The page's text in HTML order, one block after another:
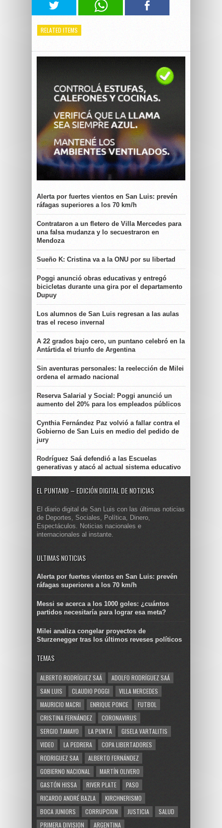
RELATED ITEMS
Alerta por fuertes vientos en San Luis: prevén
ráfagas superiores a los 70 km/h
Contrataron a un fletero de Villa Mercedes para
una falsa mudanza y lo secuestraron en
Mendoza
Sueño K: Cristina va a la ONU por su libertad
Poggi anunció obras educativas y entregó
bicicletas durante una gira por el departamento
Dupuy
Los alumnos de San Luis regresan a las aulas
tras el receso invernal
A 22 grados bajo cero, un puntano celebró en la
Antártida el triunfo de Argentina
Sin aventuras personales: la reelección de Milei
ordena el armado nacional
Reserva Salarial y Social: Poggi anunció un
aumento del 20% para los empleados públicos
Cynthia Fernández Paz volvió a fallar contra el
Gobierno de San Luis en medio del pedido de
jury
Rodríguez Saá defendió a las Escuelas
generativas y atacó al actual sistema educativo
EL PUNTANO – EDICIÓN DIGITAL DE NOTICIAS
El diario digital de San Luis con las últimas noticias
de Deportes, Sociales, Política, Dinero,
Espectáculos. Noticias nacionales e
internacionales al instante.
ULTIMAS NOTICIAS
Alerta por fuertes vientos en San Luis: prevén
ráfagas superiores a los 70 km/h
Messi se acerca a los 1000 goles: ¿cuántos
partidos necesitaría para lograr esa meta?
Milei analiza congelar proyectos de
Sturzenegger tras los últimos reveses políticos
TEMAS
ALBERTO RODRÍGUEZ SAÁ
ADOLFO RODRÍGUEZ SAÁ
SAN LUIS
CLAUDIO POGGI
VILLA MERCEDES
MAURICIO MACRI
ENRIQUE PONCE
FUTBOL
CRISTINA FERNÁNDEZ
CORONAVIRUS
SERGIO TAMAYO
LA PUNTA
GISELA VARTALITIS
VIDEO
LA PEDRERA
COPA LIBERTADORES
RODRIGUEZ SAA
ALBERTO FERNÁNDEZ
GOBIERNO NACIONAL
MARTÍN OLIVERO
GASTÓN HISSA
RIVER PLATE
PASO
RICARDO ANDRÉ BAZLA
KIRCHNERISMO
BOCA JUNIORS
CORRUPCION JUSTICIA
SALUD
PRIMERA DIVISION
ARGENTINA